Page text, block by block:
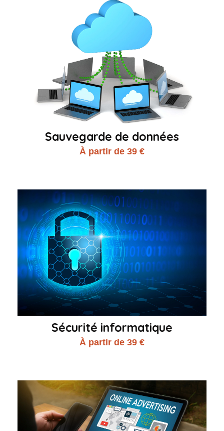
Sauvegarde de données
À partir de 39 €
Sécurité informatique
À partir de 39 €